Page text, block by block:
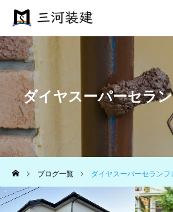
ダイヤスーパーセラ
ブログ一覧 ダイヤスーパーセランフ
ホーム
施工事例
三河のこだわり
施工完了までの流れ